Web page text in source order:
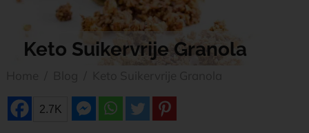
Keto Suikervrije Granola
2.7K